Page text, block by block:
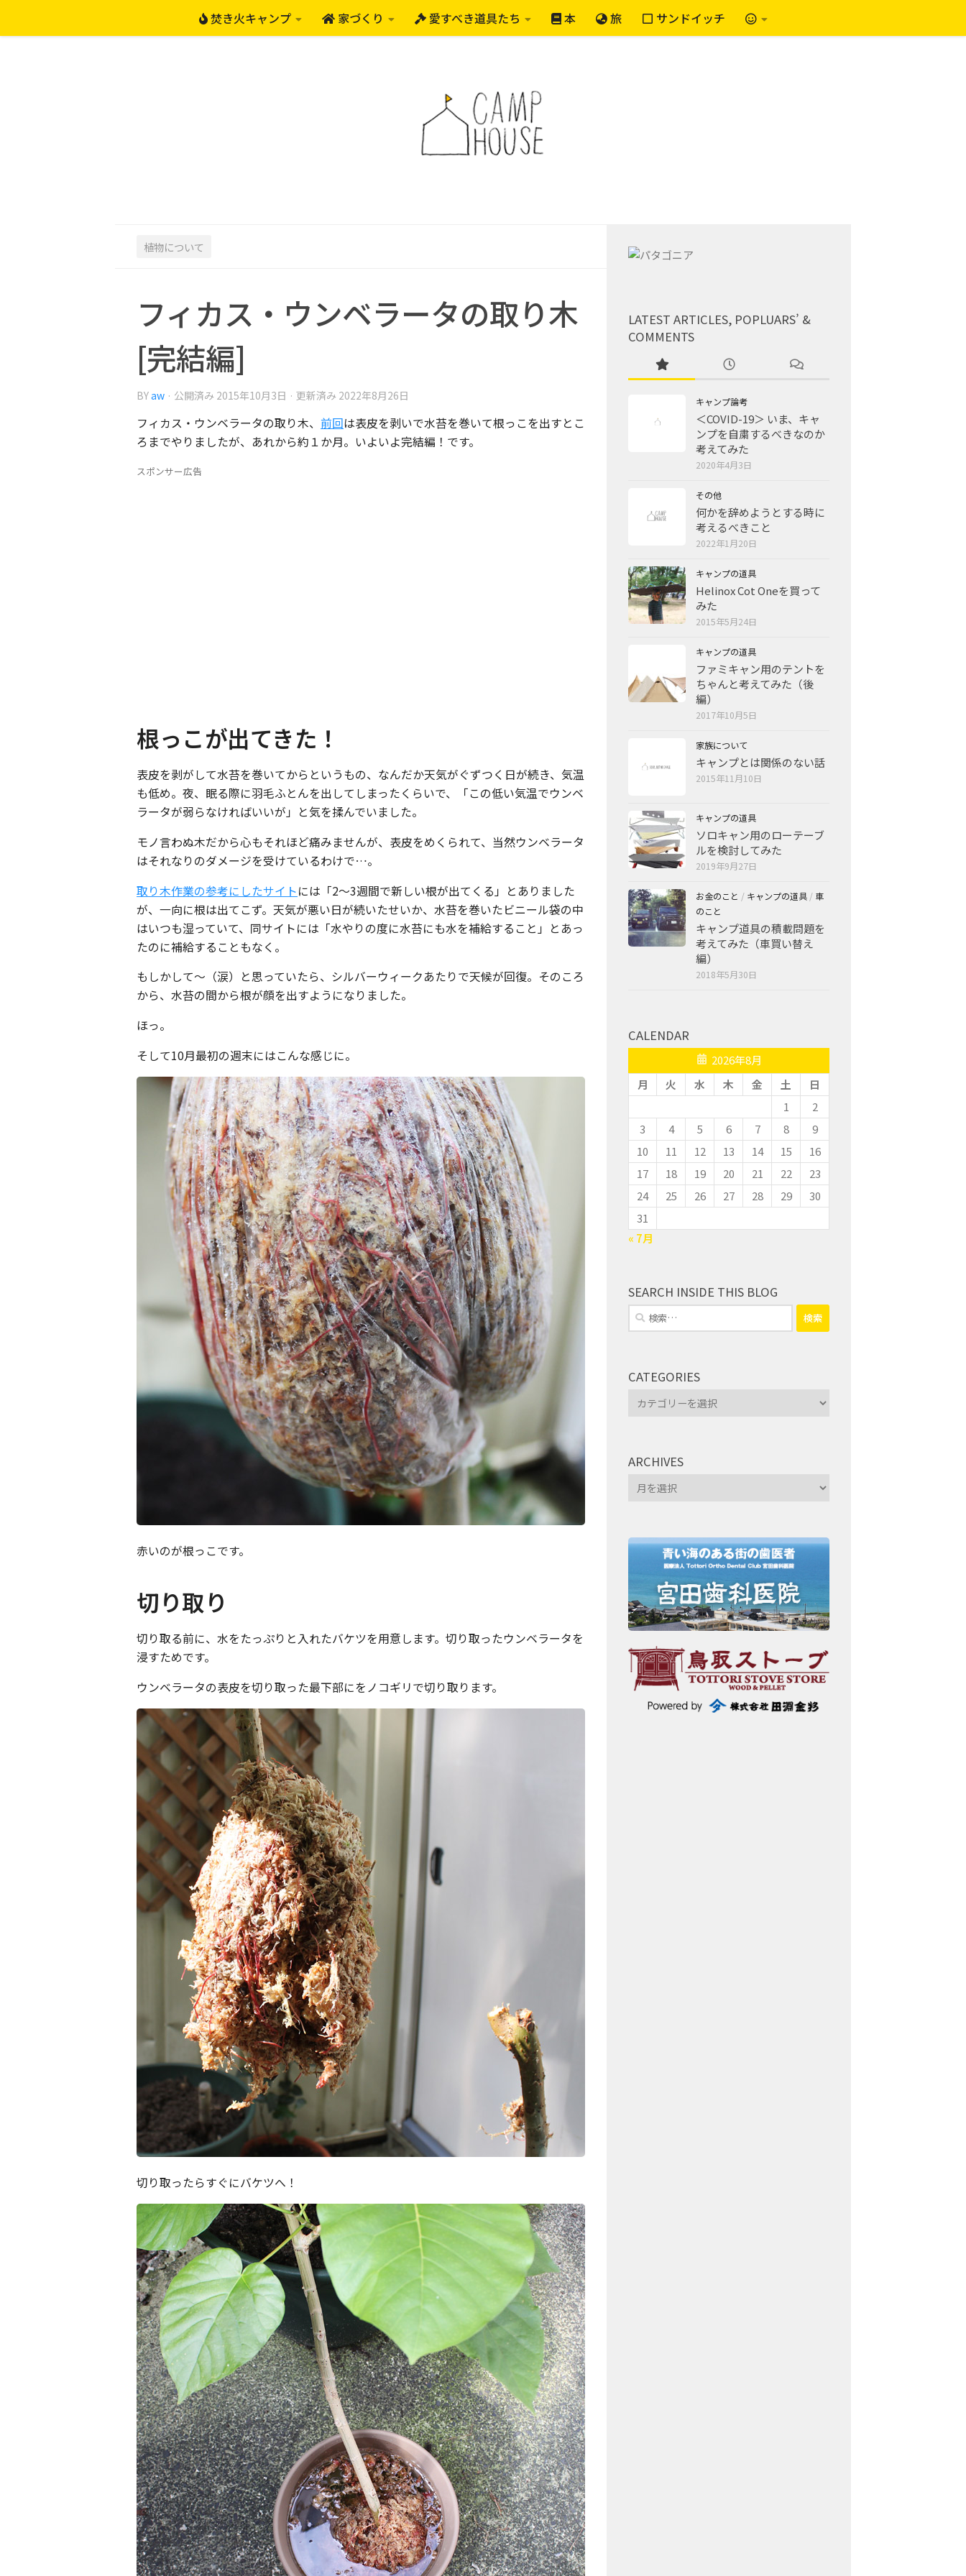
焚き火キャンプ 家づくり 愛すべき道具たち 本 旅 サンドイッチ
植物について
フィカス・ウンベラータの取り木
[完結編]
BYaw · 公開済み 2015年10月3日 · 更新済み 2022年8月26日
フィカス・ウンベラータの取り木、 前回は表皮を剥いで水苔を巻いて根っこを出すとこ
ろまでやりましたが、あれから約１か月。いよいよ完結編！です。
スポンサー広告
根っこが出てきた！
表皮を剥がして水苔を巻いてからというもの、なんだか天気がぐずつく日が続き、気温
も低め。夜、眠る際に羽毛ふとんを出してしまったくらいで、「この低い気温でウンベ
ラータが弱らなければいいが」と気を揉んでいました。
モノ言わぬ木だから心もそれほど痛みませんが、表皮をめくられて、当然ウンベラータ
はそれなりのダメージを受けているわけで…。
取り木作業の参考にしたサイトには「2〜3週間で新しい根が出てくる」とありました
が、一向に根は出てこず。天気が悪い日が続いたせいか、水苔を巻いたビニール袋の中
はいつも湿っていて、同サイトには「水やりの度に水苔にも水を補給すること」とあっ
たのに補給することもなく。
もしかして〜（涙）と思っていたら、シルバーウィークあたりで天候が回復。そのころ
から、水苔の間から根が顔を出すようになりました。
ほっ。
そして10月最初の週末にはこんな感じに。
赤いのが根っこです。
切り取り
切り取る前に、水をたっぷりと入れたバケツを用意します。切り取ったウンベラータを
浸すためです。
ウンベラータの表皮を切り取った最下部にをノコギリで切り取ります。
切り取ったらすぐにバケツへ！
LATEST ARTICLES, POPLUARS’ &
COMMENTS
キャンプ論考
＜COVID-19＞ いま、キャ
ンプを自粛するべきなのか
考えてみた
2020年4月3日
その他
何かを辞めようとする時に
考えるべきこと
2022年1月20日
キャンプの道具
Helinox Cot Oneを買って
みた
2015年5月24日
キャンプの道具
ファミキャン用のテントを
ちゃんと考えてみた（後
編）
2017年10月5日
家族について
キャンプとは関係のない話
2015年11月10日
キャンプの道具
ソロキャン用のローテーブ
ルを検討してみた
2019年9月27日
お金のこと / キャンプの道具 / 車
のこと
キャンプ道具の積載問題を
考えてみた（車買い替え
編）
2018年5月30日
CALENDAR
2026年8月
月
火 水 木 金 土
日
1
2
3
4 5 6 7 8
9
10
11 12 13 14 15
16
17
18 19 20 21 22
23
24
25 26 27 28 29
30
31
« 7月
SEARCH INSIDE THIS BLOG
検
索:
CATEGORIES
Categories
ARCHIVES
Archives